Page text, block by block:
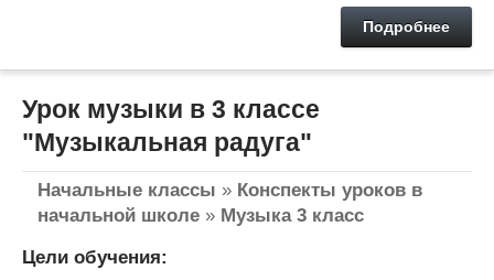
Подробнее
Урок музыки в 3 классе
"Музыкальная радуга"
Начальные классы » Конспекты уроков в
начальной школе » Музыка 3 класс
Цели обучения: